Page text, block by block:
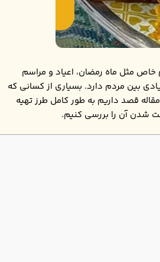
مثل ماه رمضان، اعیاد و مراسم
بین مردم دارد. بسیاری از کسانی که
قصد داریم به طور کامل طرز تهیه
شدن آن را بررسی کنیم.